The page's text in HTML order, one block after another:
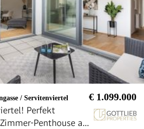
/ Servitenviertel € 1.099.000
Perfekt
Penthouse auf